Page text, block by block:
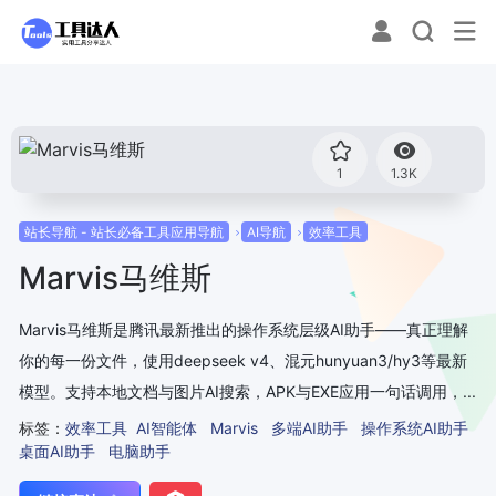
1 1.3K
站长导航 - 站长必备工具应用导航 AI导航 效率工具
Marvis马维斯
Marvis马维斯是腾讯最新推出的操作系统层级AI助手——真正理解
你的每一份文件，使用deepseek v4、混元hunyuan3/hy3等最新
模型。支持本地文档与图片AI搜索，APK与EXE应用一句话调用，...
标签： 效率工具 AI智能体 Marvis 多端AI助手
操作系统AI助手
桌面AI助手
电脑助手